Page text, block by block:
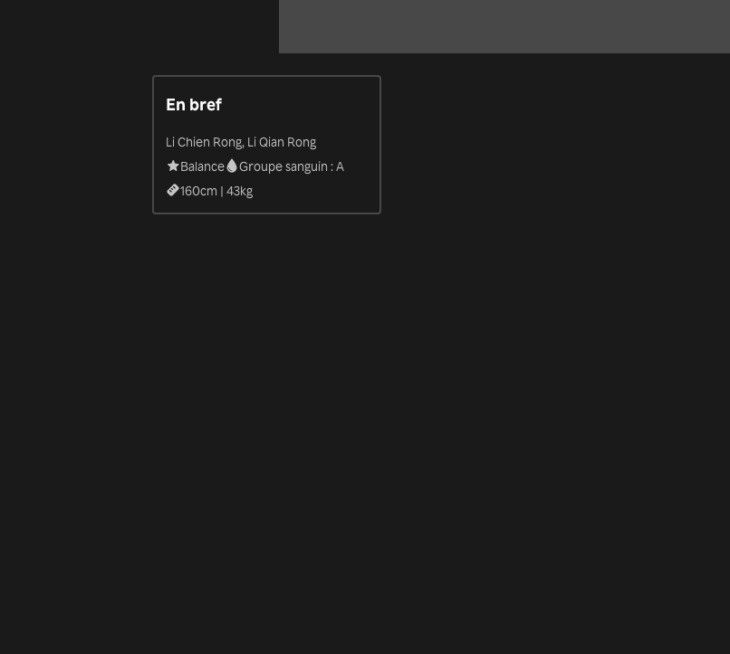
En bref
Li Chien Rong, Li Qian Rong
Balance
Groupe sanguin : A
160cm | 43kg